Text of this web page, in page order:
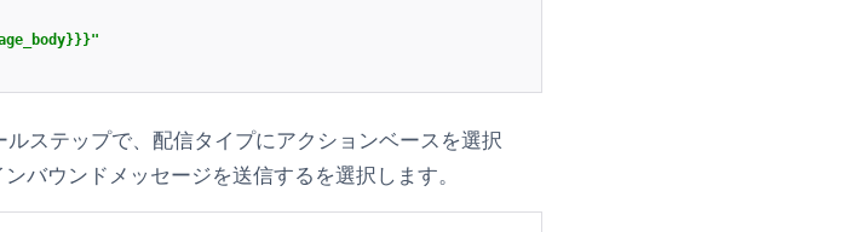
ルステップで、配信タイプにアクションベースを選択
バウンドメッセージを送信するを選択します。